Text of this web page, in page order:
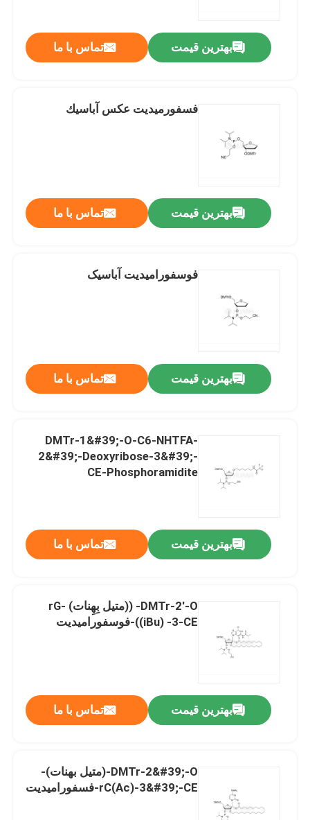
محصولات
درباره ما
کنترل کیفیت
اخبار
فوسفورامیدیت
بهترین قیمت تماس با ما
فسفورمیدیت عكس آباسيك
بهترین قیمت تماس با ما
فوسفورامیدیت آباسیک
بهترین قیمت تماس با ما
DMTr-1&#39;-O-C6-NHTFA-
2&#39;-Deoxyribose-3&#39;-
CE-Phosphoramidite
بهترین قیمت تماس با ما
DMTr-2'-O- ((متیل بِهِنات) -rG
((iBu) -3-CE-فوسفورامیدیت
بهترین قیمت تماس با ما
DMTr-2&#39;-O-(متیل بهنات)-
rC(Ac)-3&#39;-CE-فسفورامیدیت